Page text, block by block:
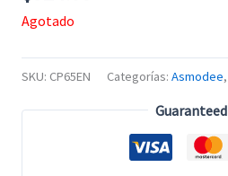
Agotado
SKU: CP65EN Categorías: Asmodee,